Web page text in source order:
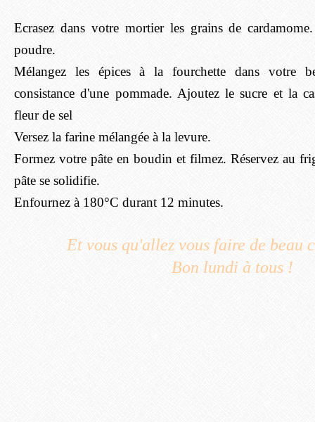
Ecrasez dans votre mortier les grains de
poudre.
Mélangez les épices à la fourchette dans votre
consistance d'une pommade. Ajoutez le sucre et la
fleur de sel
Versez la farine mélangée à la levure.
Formez votre pâte en boudin et filmez. Réservez au
pâte se solidifie.
Enfournez à 180°C durant 12 minutes.
Et vous qu'allez vous faire de beau
Bon lundi à tous !